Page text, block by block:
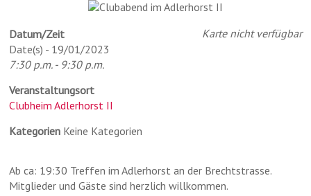
Karte nicht verfügbar
Datum/Zeit
Date(s) - 19/01/2023
7:30 p.m. - 9:30 p.m.
Veranstaltungsort
Clubheim Adlerhorst II
Kategorien Keine Kategorien
Ab ca: 19:30 Treffen im Adlerhorst an der Brechtstrasse.
Mitglieder und Gäste sind herzlich willkommen.